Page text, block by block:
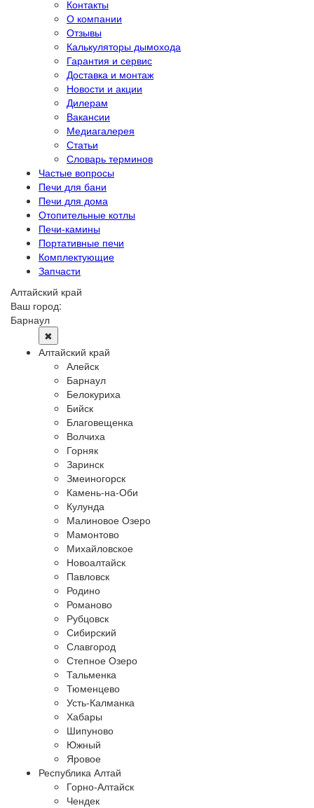
Контакты
О компании
Отзывы
Калькуляторы дымохода
Гарантия и сервис
Доставка и монтаж
Новости и акции
Дилерам
Вакансии
Медиагалерея
Статьи
Словарь терминов
Частые вопросы
Печи для бани
Печи для дома
Отопительные котлы
Печи-камины
Портативные печи
Комплектующие
Запчасти
Алтайский край
Ваш город:
Барнаул
✖
Алтайский край
Алейск
Барнаул
Белокуриха
Бийск
Благовещенка
Волчиха
Горняк
Заринск
Змеиногорск
Камень-на-Оби
Кулунда
Малиновое Озеро
Мамонтово
Михайловское
Новоалтайск
Павловск
Родино
Романово
Рубцовск
Сибирский
Славгород
Степное Озеро
Тальменка
Тюменцево
Усть-Калманка
Хабары
Шипуново
Южный
Яровое
Республика Алтай
Горно-Алтайск
Чендек